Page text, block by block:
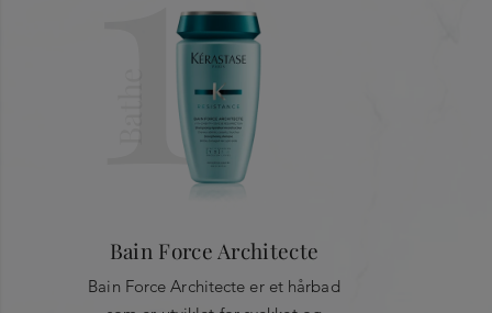
Hydrolyzed Wheat Protein - Benzyl Alcohol - Safflower
Glucoside - Isoeugenol - Glycerin - Trehalose - Tamarindus
Indica Seed Polysaccharide - Myrothamnus Flabellifolia Leaf
Bain Force Architecte
Bain Force Architecte er et hårbad